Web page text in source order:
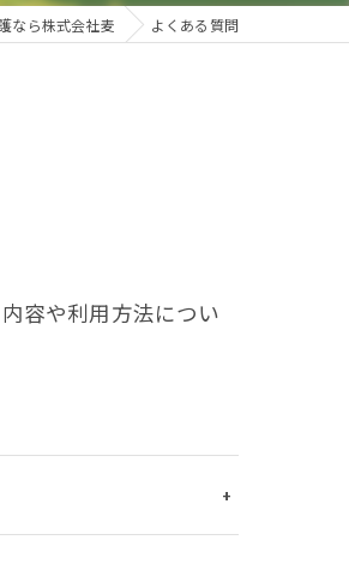
なら株式会社麦 よくある質問
容や利用方法につい